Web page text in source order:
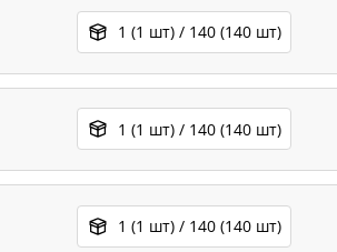
1 (1 шт) / 140 (140 шт)
1 (1 шт) / 140 (140 шт)
1 (1 шт) / 140 (140 шт)